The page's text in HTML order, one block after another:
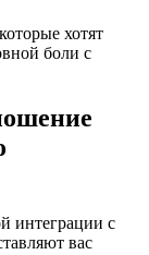
хотят
боли с
интеграции с
вас